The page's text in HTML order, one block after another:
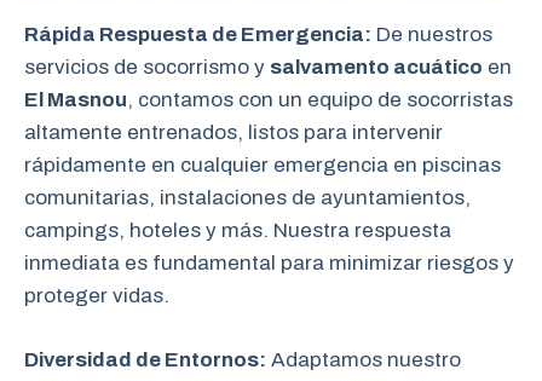
Rápida Respuesta de Emergencia: De nuestros
servicios de socorrismo y salvamento acuático en
El Masnou, contamos con un equipo de socorristas
altamente entrenados, listos para intervenir
rápidamente en cualquier emergencia en piscinas
comunitarias, instalaciones de ayuntamientos,
campings, hoteles y más. Nuestra respuesta
inmediata es fundamental para minimizar riesgos y
proteger vidas.
Diversidad de Entornos: Adaptamos nuestro